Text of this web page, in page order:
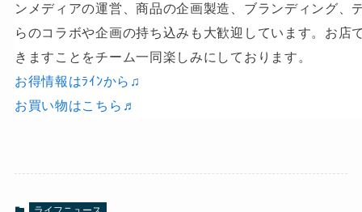
ンメディアの運営、商品の企画製造、ブランディング、
らのコラボや企画の持ち込みも大歓迎しています。お店
きますことをチーム一同楽しみにしております。
お得情報はﾗｲﾝから♫
お買い物はこちら♬